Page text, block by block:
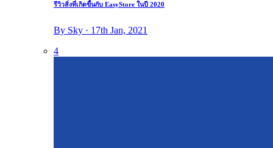
รีวิวสิ่งที่เกิดขึ้นกับ EasyStore ในปี 2020
By Sky · 17th Jan, 2021
4